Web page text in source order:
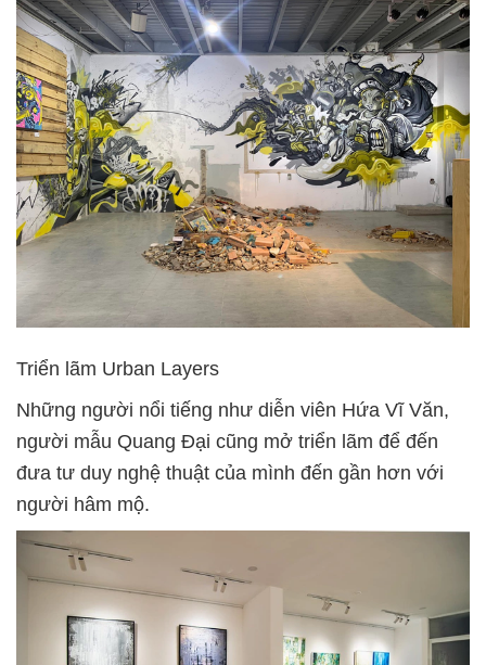
Triển lãm Urban Layers
Những người nổi tiếng như diễn viên Hứa Vĩ Văn,
người mẫu Quang Đại cũng mở triển lãm để đến
đưa tư duy nghệ thuật của mình đến gần hơn với
người hâm mộ.